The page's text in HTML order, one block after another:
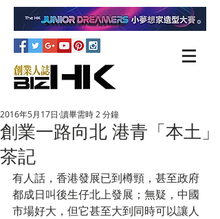
創業一路向北 港青「本土」
茶記
2016年5月17日 讀畢需時 2 分鐘
有人話，香港發展已到樽頸，甚至政府
都成日叫後生仔北上發展；無疑，中國
市場好大，但它甚至大到同時可以讓人